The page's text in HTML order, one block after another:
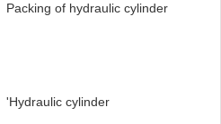
Packing of hydraulic cylinder
'Hydraulic cylinder